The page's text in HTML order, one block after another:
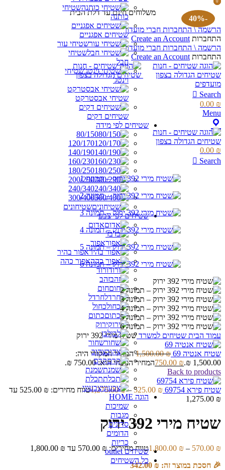
משלוחים חינם עד דלת הבית
הרשמה \ התחברות חברי מועדון
התחברות Create an Account
הרשמה \ התחברות חברי מועדון
התחברות Create an Account
מועדפים
Search
0
0.00 ₪
Menu
0
0.00 ₪
Search
שטיחי
כותנה
שטיחים אפגניים
שטיחי עור
שטיחי
חבל
שטיחי
וינטג'
שטיחי אבסטרקט
שטיחים דקים
שטיחים לפי מידה
80/150
120/170
140/190
160/230
180/250
200/290
240/340
300/400
שטיחונים
שטיחים לפי צבע
אדום
בז'
אפור
אפור בהיר
אפור כהה
ורוד
זהב
חום
חרדל
כחול
כתום
ירוק
לבן
שחור
צהוב
קרם
שמנת
תכלת
צבעוני
הוגה HOME
שמיכות
מגבות
סדינים
הדומים
כריות
שטיחים outlet
כל השטיחים
-40%
עמוד הבית שטיחים למשרדשטיח מירי 392 ירוק
שטיח אנטיה 69 1,500.00₪
המחיר המקורי היה:
1,500.00 ₪.
750.00 ₪
המחיר הנוכחי הוא: 750.00 ₪.
Back to products
שטיח פירא 69754 525.00 ₪
–
1,275.00₪
טווח מחירים: ⁦525.00 ₪⁩ עד
שטיח מירי 392 ירוק
570.00 ₪
–
1,800.00 ₪
טווח מחירים: ⁦570.00 ₪⁩ עד ⁦1,800.00 ₪⁩
🎉 חסכת במוצר זה:
342.00 ₪